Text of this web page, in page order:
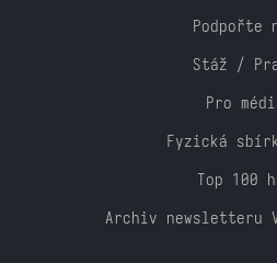
Podpořte
Stáž /
Pro
Fyzická
Top 100
Archiv newsletteru